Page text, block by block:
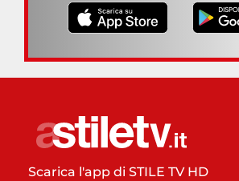
Scarica l'app di STILE TV HD